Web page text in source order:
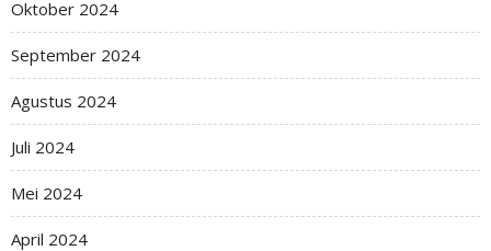
Oktober 2024
September 2024
Agustus 2024
Juli 2024
Mei 2024
April 2024